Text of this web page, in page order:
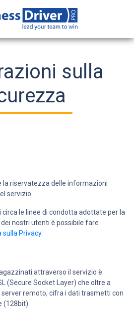
sulla
la riservatezza delle informazioni
servizio.
le linee di condotta adottate per la
nostri utenti è possibile fare
sulla Privacy.
attraverso il servizio è
(Secure Socket Layer) che oltre a
remoto, cifra i dati trasmetti con
(128bit).